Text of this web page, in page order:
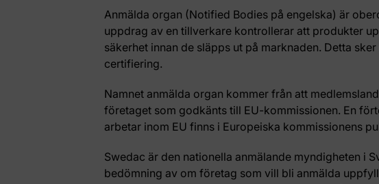
Anmälda organ (Notified Bodies på engelska) är
uppdrag av en tillverkare kontrollerar att produkter
säkerhet innan de släpps ut på marknaden. Detta
certifiering.
Namnet anmälda organ kommer från att
företaget som godkänts till EU-kommissionen. En
arbetar inom EU finns i Europeiska kommissionens
Swedac är den nationella anmälande myndigheten i
bedömning av om företag som vill bli anmälda